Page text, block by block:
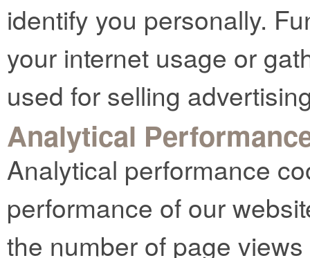
identify you personally.
your internet usage or
used for selling
Analytical
Analytical performance
performance of our
the number of page